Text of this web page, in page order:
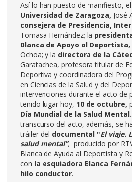
Así lo han puesto de manifiesto, el
Universidad de Zaragoza, José
consejera de Presidencia,
Tomasa Hernández; la pr
Blanca de Apoyo al Deportista,
Ochoa; y la directora de la
Garatachea, profesora titular de
Deportiva y coordinadora del
en Ciencias de la Salud y del
intervenciones durante el acto de
tenido lugar hoy, 10 de octubre,
Día Mundial de la Salud Mental.
transcurso del acto, además, se
tráiler del documental "El viaje.
salud mental”, producido por
Blanca de Ayuda al Deportista y
con la esquiadora Blanca
hilo conductor.